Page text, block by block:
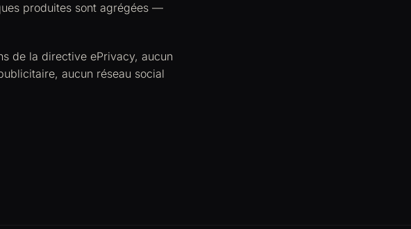
produites sont agrégées —
de la directive ePrivacy, aucun
aucun réseau social